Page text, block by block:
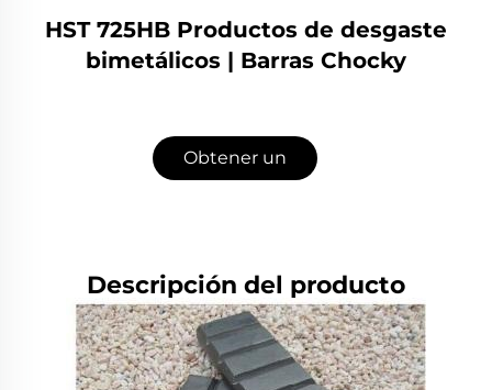
HST 725HB Productos de desgaste
bimetálicos | Barras Chocky
Obtener un
Descripción del producto